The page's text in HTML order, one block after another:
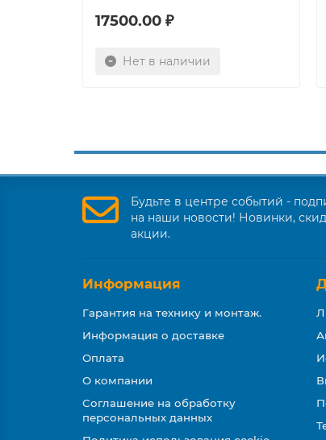
17500.00 ₽
Нет в наличии
Будьте в центре событий -
на наши новости! Новинки,
акции.
Информация
Гарантия на технику и монтаж.
Информация о доставке
Оплата
О компании
Соглашение на обработку
персональных данных